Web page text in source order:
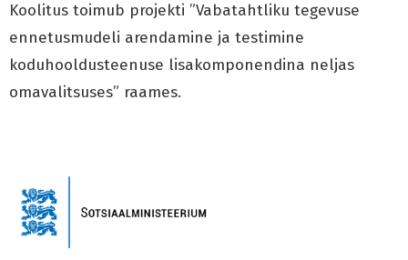
Koolitus toimub projekti ”Vabatahtliku tegevuse
ennetusmudeli arendamine ja testimine
koduhooldusteenuse lisakomponendina neljas
omavalitsuses” raames.